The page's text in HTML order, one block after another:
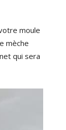
moule
mèche
qui sera